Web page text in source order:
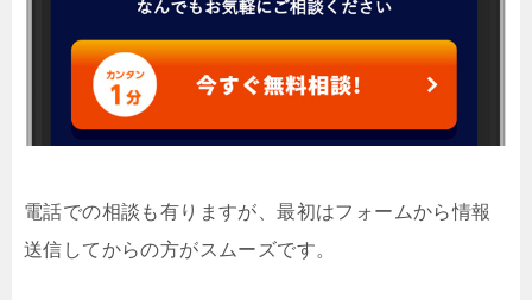
電話での相談も有りますが、最初はフォームから情報
送信してからの方がスムーズです。